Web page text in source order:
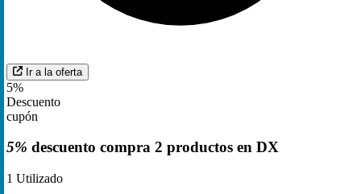
Ir a la oferta
5%
Descuento
cupón
5% descuento compra 2 productos en DX
1 Utilizado